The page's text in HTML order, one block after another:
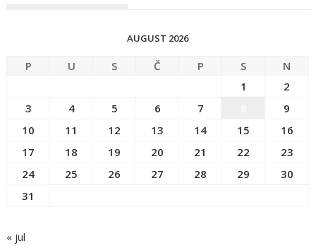
AUGUST 2026
P U S Č P S
N
1
2
3
4 5 6 7
9
10
11 12 13 14 15
16
17
18 19 20 21 22
23
24
25 26 27 28 29
30
31
« jul